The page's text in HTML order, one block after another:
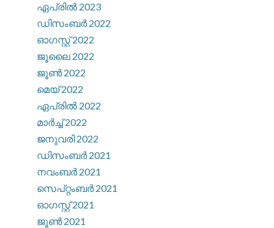
ഏപ്രിൽ 2023
ഡിസംബർ 2022
ഓഗസ്റ്റ്‌ 2022
ജൂലൈ 2022
ജൂൺ 2022
മെയ്‌ 2022
ഏപ്രിൽ 2022
മാർച്ച്‌ 2022
ജനുവരി 2022
ഡിസംബർ 2021
നവംബർ 2021
സെപ്റ്റംബർ 2021
ഓഗസ്റ്റ്‌ 2021
ജൂൺ 2021